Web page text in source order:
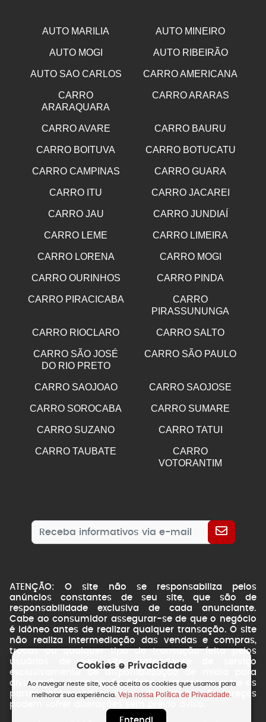
AUTO MARILIA AUTO MINEIRO
AUTO MOGI AUTO RIBEIRÃO
AUTO SAO CARLOS CARRO AMERICANA
CARRO
ARARAQUARA
CARRO ARARAS
CARRO AVARE CARRO BAURU
CARRO BOITUVA CARRO BOTUCATU
CARRO CAMPINAS CARRO GUARA
CARRO ITU CARRO JACAREI
CARRO JAU CARRO JUNDIAÍ
CARRO LEME CARRO LIMEIRA
CARRO LORENA CARRO MOGI
CARRO OURINHOS CARRO PINDA
CARRO PIRACICABA
CARRO
PIRASSUNUNGA
CARRO RIOCLARO CARRO SALTO
CARRO SÃO JOSÉ
DO RIO PRETO
CARRO SÃO PAULO
CARRO SAOJOAO CARRO SAOJOSE
CARRO SOROCABA CARRO SUMARE
CARRO SUZANO CARRO TATUI
CARRO TAUBATE
CARRO
VOTORANTIM
ATENÇÃO: O site não se responsabiliza pelos
anúncios constantes de seu site, que são de
responsabilidade exclusiva de cada anunciante.
Cabe ao consumidor assegurar-se de que o negócio
é idôneo antes de realizar qualquer transação. O site
não realiza intermediação das vendas e compras,
trocas ou qualquer tipo de transação feita pelos
usuários de seu site, tratando-se de serviço
exclusivamente de disponibilização de mídia para
divulgação. A transação é feita diretamente entre as
partes interessadas. Fotos ilustrativas. Os preços
podem sofrer alterações sem prévio aviso.
Cookies e Privacidade
Ao navegar neste site, você aceita os cookies que usamos para
melhorar sua experiência.Veja nossa Política de Privacidade.